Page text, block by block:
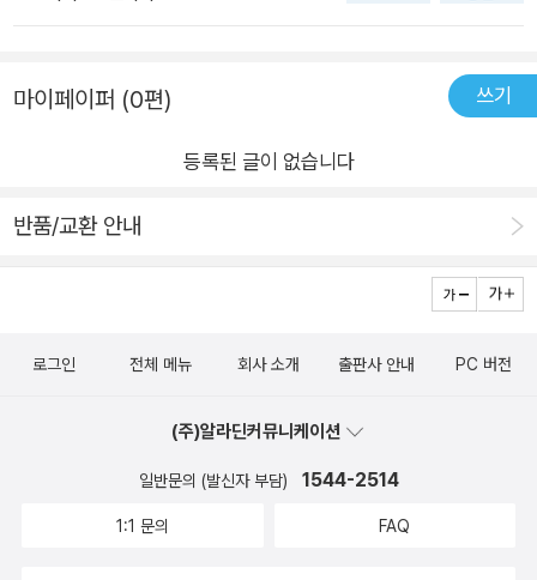
우리도 외롭고 힘든 곳에서 더 큰 빛을 낼 수 있는 존재가 아닐
까… 매일 밤마다 우리 아이들에게 이야기해 주면 좋을 것 같
마이페이퍼 (0편) 쓰기
등록된 글이 없습니다
반품/교환 안내
로그인 전체 메뉴 회사 소개 출판사 안내 PC 버전
(주)알라딘커뮤니케이션
일반문의 (발신자 부담) 1544-2514
1:1 문의 FAQ